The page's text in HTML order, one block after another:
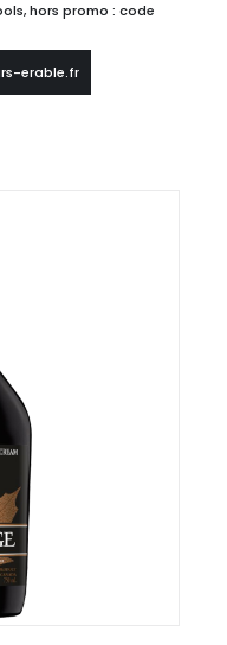
hors promo : code
erable.fr